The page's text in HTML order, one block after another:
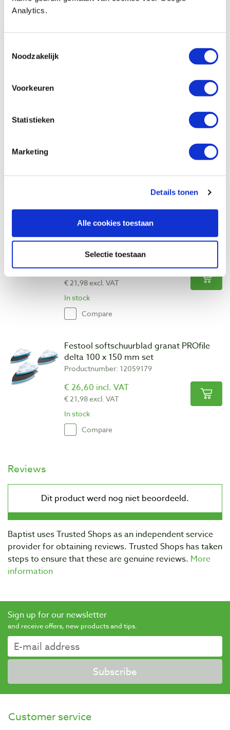
Analytics.
Noodzakelijk
Voorkeuren
Statistieken
Marketing
Details tonen
Alle cookies toestaan
Selectie toestaan
Festool softschuurblad granat PROfile
delta 100 x 150 mm korrel 120 - 180
Festool softschuurblad granat PROfile
delta 100 x 150 mm korrel 500 - 600
Productnumber: 12059178
€ 26,60 incl. VAT
€ 21,98 excl. VAT
In stock
Compare
Festool softschuurblad granat PROfile
delta 100 x 150 mm set
Productnumber: 12059179
€ 26,60 incl. VAT
€ 21,98 excl. VAT
In stock
Compare
Reviews
Baptist uses Trusted Shops as an independent service
provider for obtaining reviews. Trusted Shops has taken
steps to ensure that these are genuine reviews. More
information
Sign up for our newsletter
and receive offers, new products and tips.
Subscribe
Customer service